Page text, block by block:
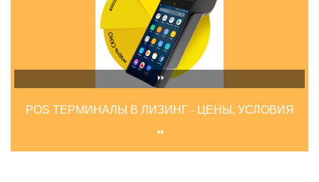
POS ТЕРМИНАЛЫ В ЛИЗИНГ - ЦЕНЫ, УСЛОВИЯ